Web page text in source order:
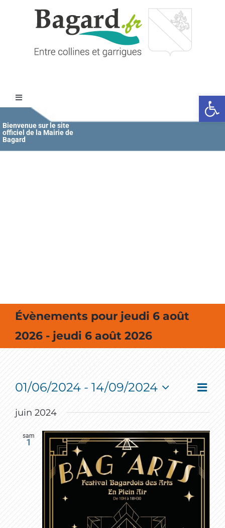
Ouvrir
Toggle
Navigation
Accueil
Bienvenue sur le site
officiel de la Mairie de
Bagard
Évènements pour jeudi 6 août
2026 - jeudi 6 août 2026
Event
Liste
01/06/2024 - 14/09/2024
Select
date.
juin 2024
sam
1